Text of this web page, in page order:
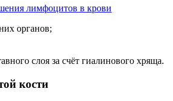
лимфоцитов в крови
органов;
слоя за счёт гиалинового хряща.
кости